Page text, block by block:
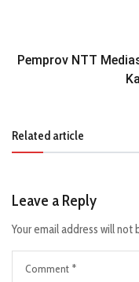
Pemprov NTT
Related article
Leave a Reply
Your email address will not